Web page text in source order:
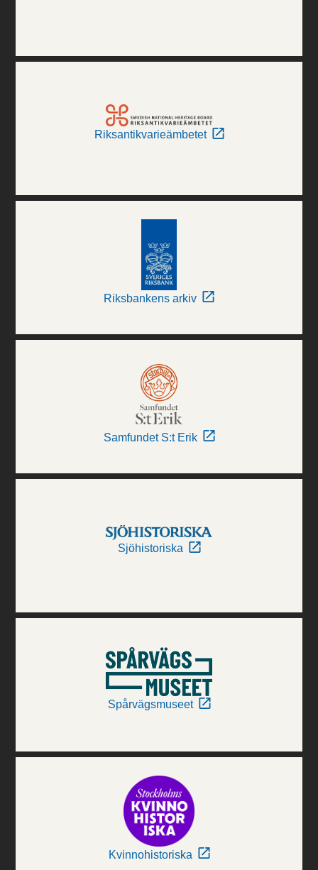
Riksantikvarieämbetet
Riksbankens arkiv
Samfundet S:t Erik
Sjöhistoriska
Spårvägsmuseet
Kvinnohistoriska